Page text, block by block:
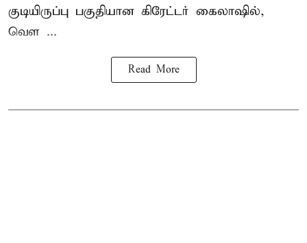
குடியிருப்பு பகுதியான கிரேட்டர் கைலாஷில்,
வெள ...
Read More